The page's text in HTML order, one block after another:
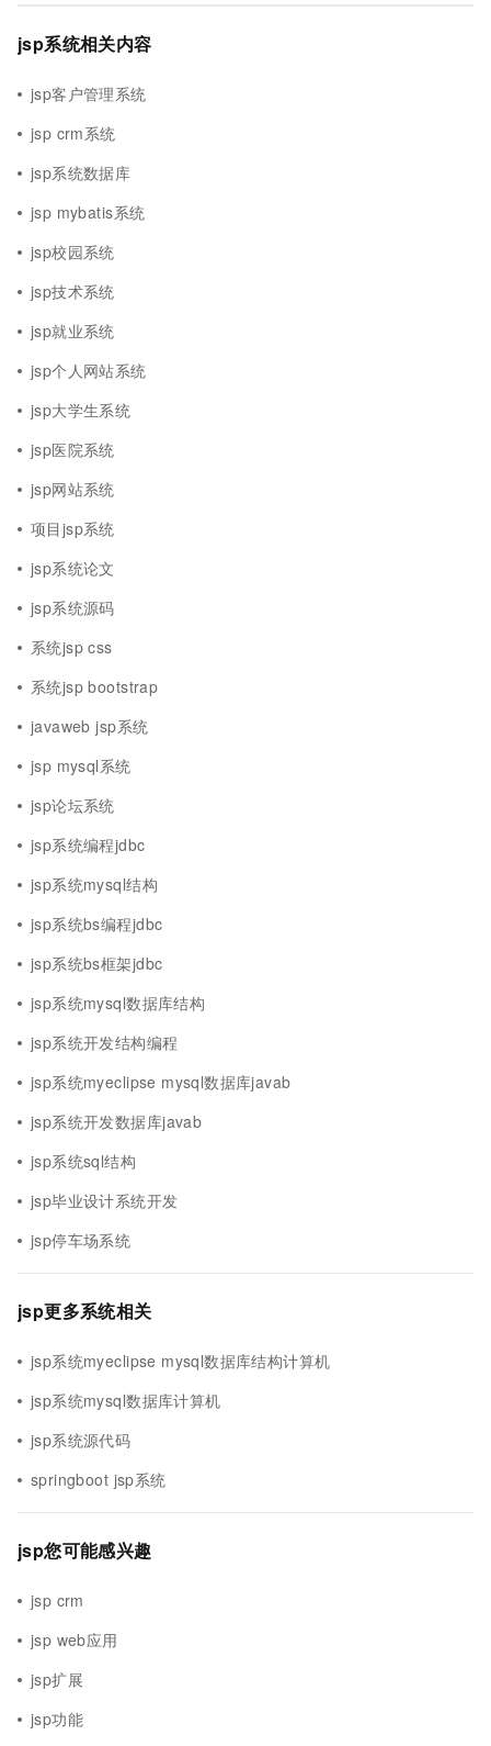
jsp系统相关内容
jsp客户管理系统
jsp crm系统
jsp系统数据库
jsp mybatis系统
jsp校园系统
jsp技术系统
jsp就业系统
jsp个人网站系统
jsp大学生系统
jsp医院系统
jsp网站系统
项目jsp系统
jsp系统论文
jsp系统源码
系统jsp css
系统jsp bootstrap
javaweb jsp系统
jsp mysql系统
jsp论坛系统
jsp系统编程jdbc
jsp系统mysql结构
jsp系统bs编程jdbc
jsp系统bs框架jdbc
jsp系统mysql数据库结构
jsp系统开发结构编程
jsp系统myeclipse mysql数据库javab
jsp系统开发数据库javab
jsp系统sql结构
jsp毕业设计系统开发
jsp停车场系统
jsp更多系统相关
jsp系统myeclipse mysql数据库结构计算机
jsp系统mysql数据库计算机
jsp系统源代码
springboot jsp系统
jsp您可能感兴趣
jsp crm
jsp web应用
jsp扩展
jsp功能